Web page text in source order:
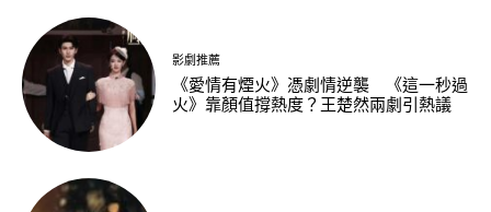
影劇推薦
《愛情有煙火》憑劇情逆襲 《這一秒過
火》靠顏值撐熱度？王楚然兩劇引熱議